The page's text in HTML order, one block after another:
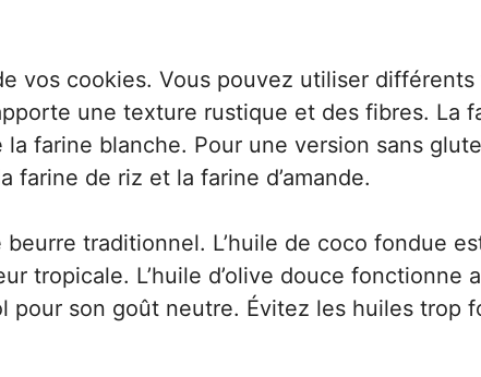
vos cookies. Vous pouvez utiliser
une texture rustique et des fibres. La
farine blanche. Pour une version sans
farine de riz et la farine d’amande.
beurre traditionnel. L’huile de coco fondue
tropicale. L’huile d’olive douce fonctionne
pour son goût neutre. Évitez les huiles trop